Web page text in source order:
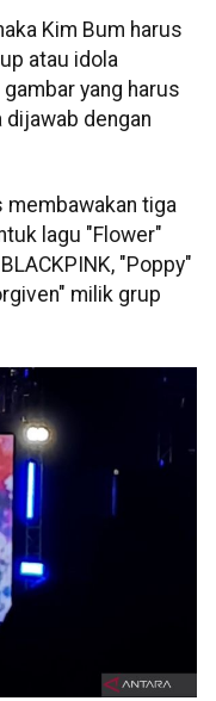
Kim Bum harus
atau idola
yang harus
dengan
membawakan tiga
lagu "Flower"
"Poppy"
milik grup